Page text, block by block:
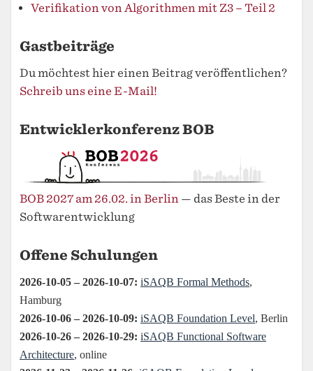
Verifikation von Algorithmen mit Z3 – Teil 2
Gastbeiträge
Du möchtest hier einen Beitrag veröffentlichen?
Schreib uns eine E-Mail!
Entwicklerkonferenz BOB
BOB 2027 am 26.02. in Berlin — das Beste in der
Softwarentwicklung
Offene Schulungen